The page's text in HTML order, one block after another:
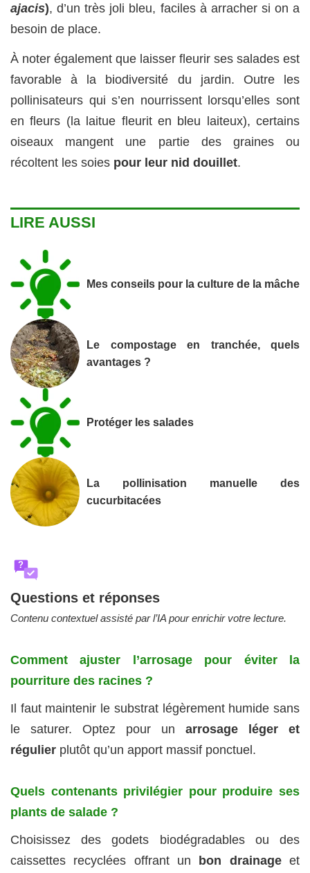
ajacis), d’un très joli bleu, faciles à arracher si on a
besoin de place.
À noter également que laisser fleurir ses salades est
favorable à la biodiversité du jardin. Outre les
pollinisateurs qui s’en nourrissent lorsqu’elles sont
en fleurs (la laitue fleurit en bleu laiteux), certains
oiseaux mangent une partie des graines ou
récoltent les soies pour leur nid douillet.
LIRE AUSSI
Mes conseils pour la culture de la mâche
Le compostage en tranchée, quels
avantages ?
Protéger les salades
La pollinisation manuelle des
cucurbitacées
?
Questions et réponses
Contenu contextuel assisté par l’IA pour enrichir votre lecture.
Comment ajuster l’arrosage pour éviter la
pourriture des racines ?
Il faut maintenir le substrat légèrement humide sans
le saturer. Optez pour un arrosage léger et
régulier plutôt qu’un apport massif ponctuel.
Quels contenants privilégier pour produire ses
plants de salade ?
Choisissez des godets biodégradables ou des
caissettes recyclées offrant un bon drainageet